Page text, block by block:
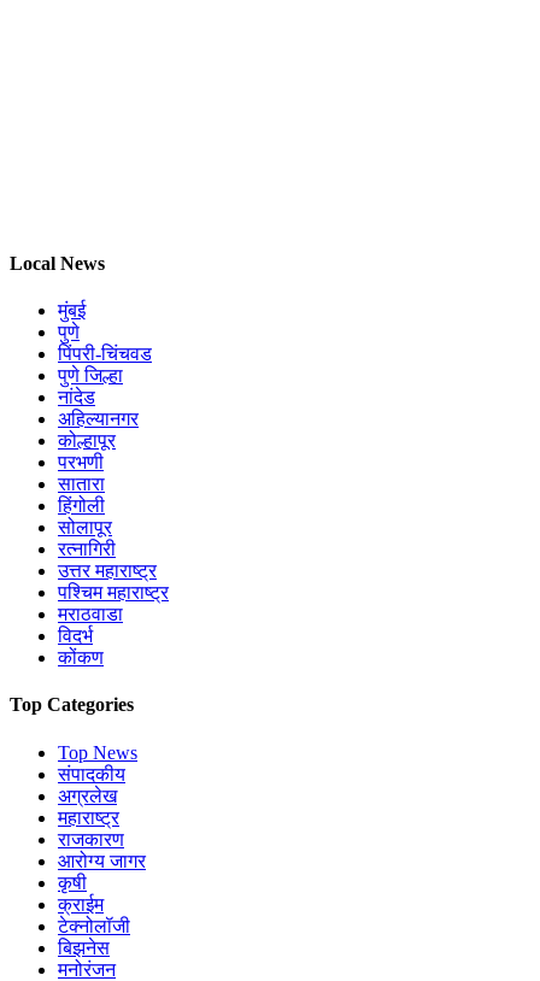
Local News
मुंबई
पुणे
पिंपरी-चिंचवड
पुणे जिल्हा
नांदेड
अहिल्यानगर
कोल्हापूर
परभणी
सातारा
हिंगोली
सोलापूर
रत्नागिरी
उत्तर महाराष्ट्र
पश्चिम महाराष्ट्र
मराठवाडा
विदर्भ
कोंकण
Top Categories
Top News
संपादकीय
अग्रलेख
महाराष्ट्र
राजकारण
आरोग्य जागर
कृषी
क्राईम
टेक्नोलॉजी
बिझनेस
मनोरंजन